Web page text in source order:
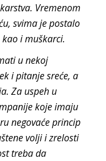
Vremenom
svima je postalo
i muškarci.
u nekoj
i pitanje sreće, a
Za uspeh u
koje imaju
negovaće princip
volji i zrelosti
treba da